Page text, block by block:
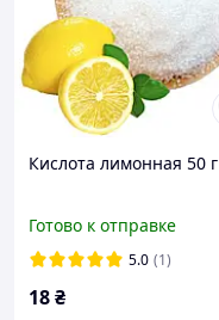
Кислота лимонная 50 г
Готово к отправке
5.0 (1)
18₴